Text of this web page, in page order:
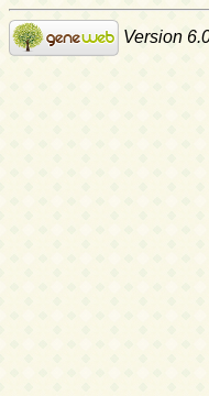
Version